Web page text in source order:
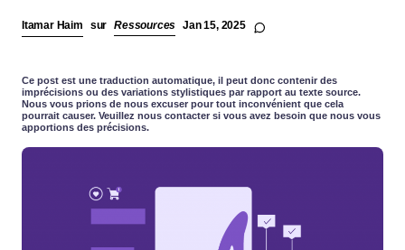
ESPAÑOL
ITALIANO
Itamar Haim sur Ressources Jan 15, 2025
Ce post est une traduction automatique, il peut donc contenir des
imprécisions ou des variations stylistiques par rapport au texte source.
Nous vous prions de nous excuser pour tout inconvénient que cela
pourrait causer. Veuillez nous contacter si vous avez besoin que nous vous
apportions des précisions.